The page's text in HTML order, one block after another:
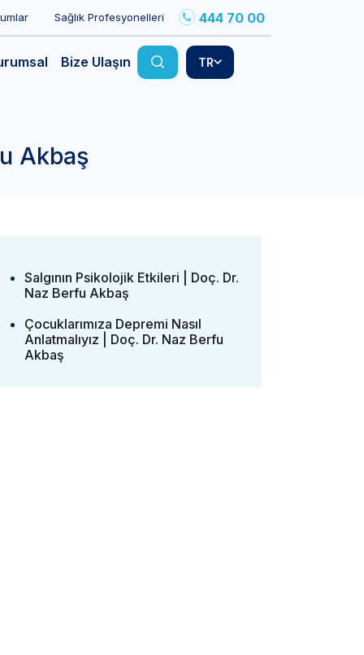
Sağlık Profesyonelleri 444 70 00
Bize Ulaşın TR
Akbaş
Salgının Psikolojik Etkileri | Doç. Dr.
Naz Berfu Akbaş
Çocuklarımıza Depremi Nasıl
Anlatmalıyız | Doç. Dr. Naz Berfu
Akbaş